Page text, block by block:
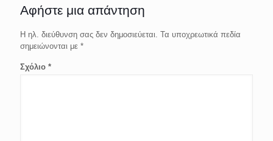
Αφήστε μια απάντηση
Η ηλ. διεύθυνση σας δεν δημοσιεύεται. Τα υποχρεωτικά πεδία
σημειώνονται με *
Σχόλιο *